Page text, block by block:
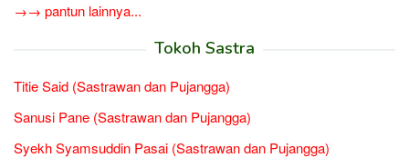
→→ pantun lainnya...
Tokoh Sastra
Titie Said (Sastrawan dan Pujangga)
Sanusi Pane (Sastrawan dan Pujangga)
Syekh Syamsuddin Pasai (Sastrawan dan Pujangga)